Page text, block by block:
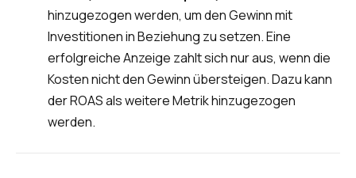
hinzugezogen werden, um den Gewinn mit
Investitionen in Beziehung zu setzen. Eine
erfolgreiche Anzeige zahlt sich nur aus, wenn die
Kosten nicht den Gewinn übersteigen. Dazu kann
der ROAS als weitere Metrik hinzugezogen
werden.